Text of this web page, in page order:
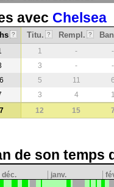
avec Chelsea
? Titu. ? Rempl. ?
1 -
-
3 -
-
5 11
3 4
12 15
de son temps
déc. janv.